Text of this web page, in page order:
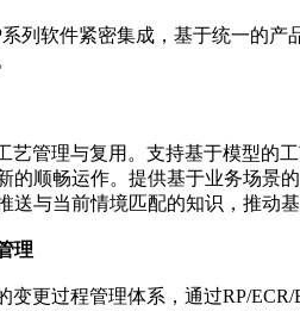
列软件紧密集成，基于统一的
艺管理与复用。支持基于模型的
的顺畅运作。提供基于业务场景
送与当前情境匹配的知识，推动
理
变更过程管理体系，通过RP/